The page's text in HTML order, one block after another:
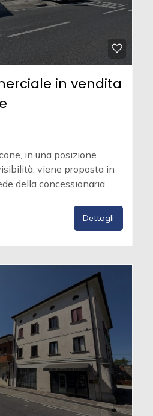
in vendita
in una posizione
viene proposta in
della concessionaria...
Dettagli